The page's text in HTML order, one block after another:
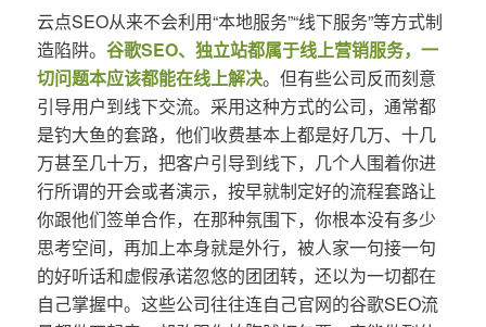
云点SEO从来不会利用“本地服务”“线下服务”等方式制
造陷阱。 谷歌SEO、独立站都属于线上营销服务，一
切问题本应该都能在线上解决。但有些公司反而刻意
引导用户到线下交流。采用这种方式的公司，通常都
是钓大鱼的套路，他们收费基本上都是好几万、十几
万甚至几十万，把客户引导到线下，几个人围着你进
行所谓的开会或者演示，按早就制定好的流程套路让
你跟他们签单合作，在那种氛围下，你根本没有多少
思考空间，再加上本身就是外行，被人家一句接一句
的好听话和虚假承诺忽悠的团团转，还以为一切都在
自己掌握中。这些公司往往连自己官网的谷歌SEO流